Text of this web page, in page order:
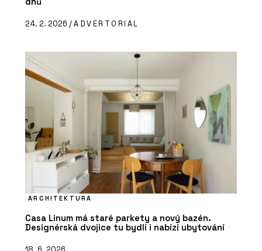
24. 2. 2026 /ADVERTORIAL
ARCHITEKTURA
Casa Linum má staré parkety a nový bazén.
Designérská dvojice tu bydlí i nabízí ubytování